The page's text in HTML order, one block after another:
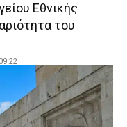
Εθνικής
του